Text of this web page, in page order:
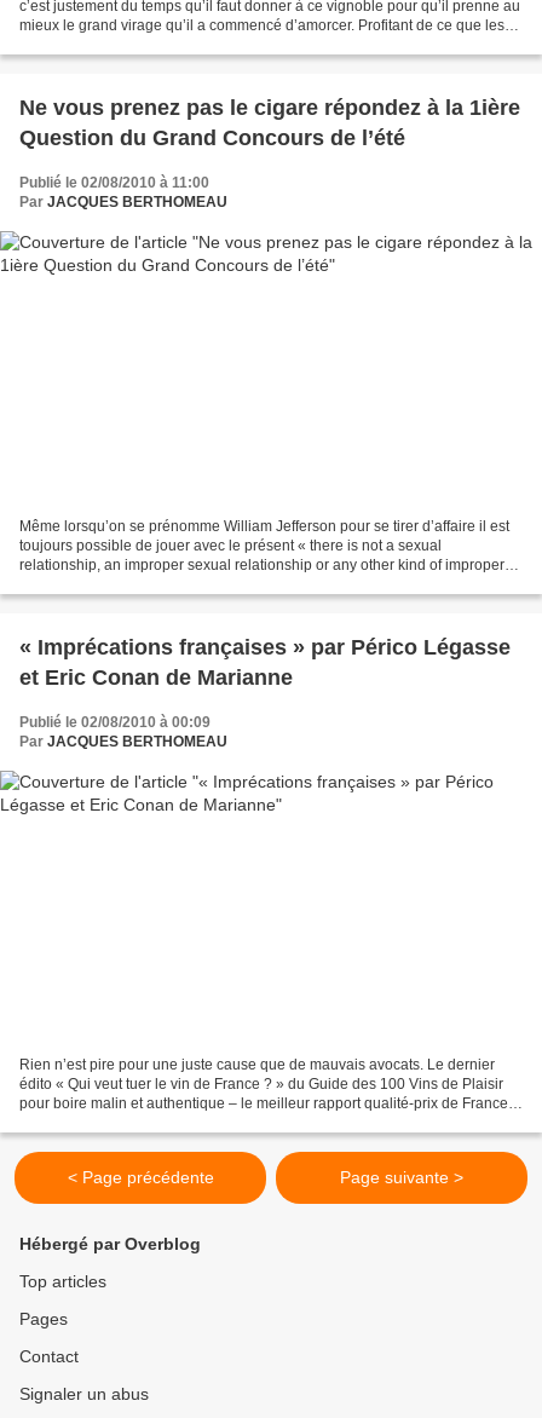
c’est justement du temps qu’il faut donner à ce vignoble pour qu’il prenne au
mieux le grand virage qu’il a commencé d’amorcer. Profitant de ce que les
Ne vous prenez pas le cigare répondez à la 1ière
Question du Grand Concours de l’été
Publié le 02/08/2010 à 11:00
Par JACQUES BERTHOMEAU
Même lorsqu’on se prénomme William Jefferson pour se tirer d’affaire il est
toujours possible de jouer avec le présent « there is not a sexual
relationship, an improper sexual relationship or any other kind of improper
« Imprécations françaises » par Périco Légasse
et Eric Conan de Marianne
Publié le 02/08/2010 à 00:09
Par JACQUES BERTHOMEAU
Rien n’est pire pour une juste cause que de mauvais avocats. Le dernier
édito « Qui veut tuer le vin de France ? » du Guide des 100 Vins de Plaisir
pour boire malin et authentique – le meilleur rapport qualité-prix de France
< Page précédente Page suivante >
Hébergé par Overblog
Top articles
Pages
Contact
Signaler un abus